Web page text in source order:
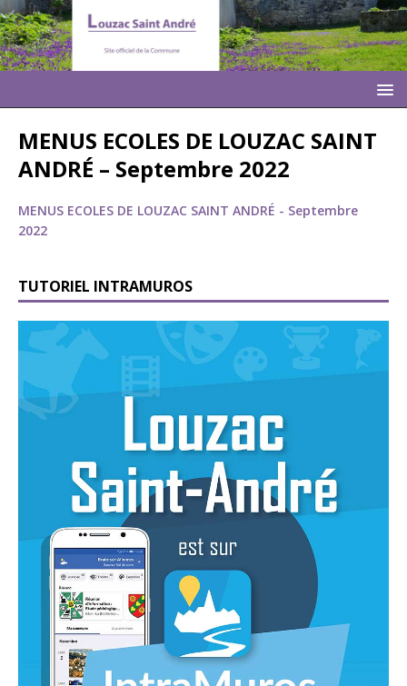
MENUS ECOLES DE LOUZAC SAINT
ANDRÉ – Septembre 2022
MENUS ECOLES DE LOUZAC SAINT ANDRÉ - Septembre
2022
TUTORIEL INTRAMUROS